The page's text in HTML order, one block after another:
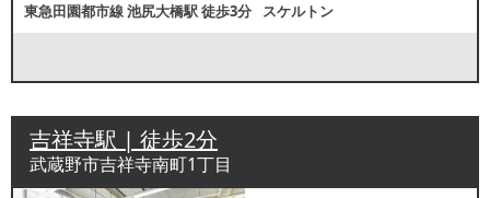
東急田園都市線池尻大橋駅徒歩3分 スケルトン
吉祥寺駅 | 徒歩2分
武蔵野市吉祥寺南町1丁目